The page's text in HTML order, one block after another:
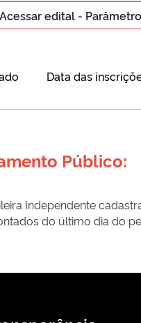
Acessar edital -
Data das
Público:
Independente
do último dia do